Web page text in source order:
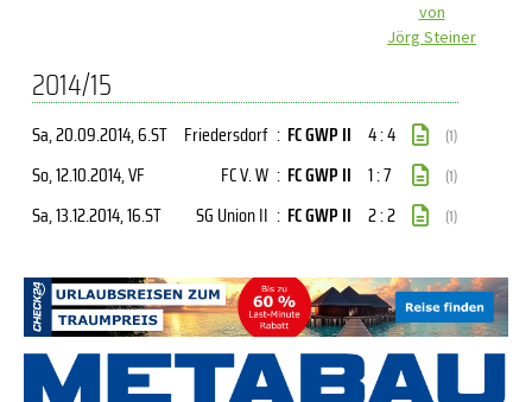
von
Jörg Steiner
2014/15
Sa, 20.09.2014, 6.ST Friedersdorf : FC GWP II 4 : 4 (1)
So, 12.10.2014, VF FC V. W : FC GWP II 1 : 7 (1)
Sa, 13.12.2014, 16.ST SG Union II : FC GWP II 2 : 2 (1)